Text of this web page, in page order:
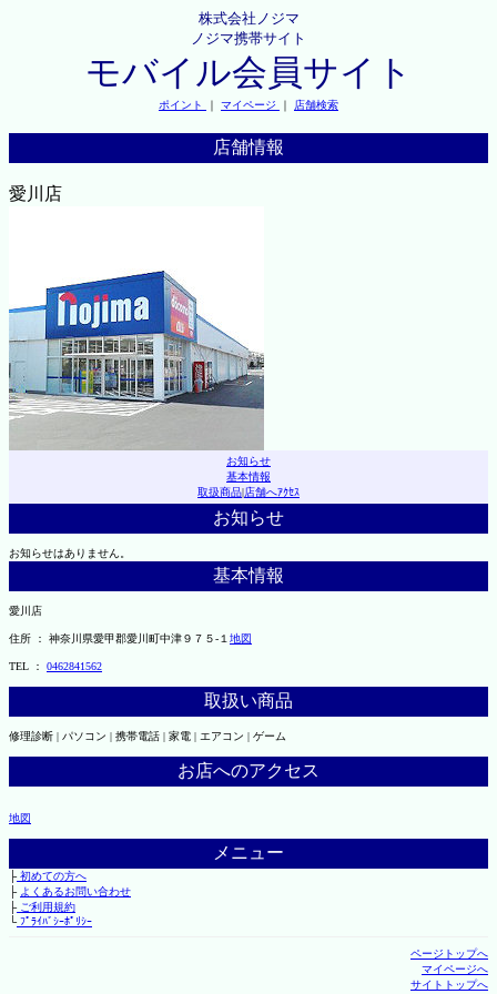
株式会社ノジマ
ノジマ携帯サイト
モバイル会員サイト
ポイント ｜ マイページ ｜ 店舗検索
店舗情報
愛川店
お知らせ
基本情報
取扱商品|店舗へｱｸｾｽ
お知らせ
お知らせはありません。
基本情報
愛川店
住所 ： 神奈川県愛甲郡愛川町中津９７５-１ 地図
TEL ： 0462841562
取扱い商品
修理診断 | パソコン | 携帯電話 | 家電 | エアコン | ゲーム
お店へのアクセス
地図
メニュー
├初めての方へ
├ よくあるお問い合わせ
├ご利用規約
└ﾌﾟﾗｲﾊﾞｼｰﾎﾟﾘｼｰ
ページトップへ
マイページへ
サイトトップへ